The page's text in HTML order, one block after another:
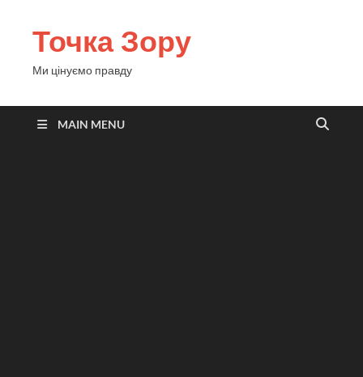
Точка Зору
Ми цінуємо правду
MAIN MENU